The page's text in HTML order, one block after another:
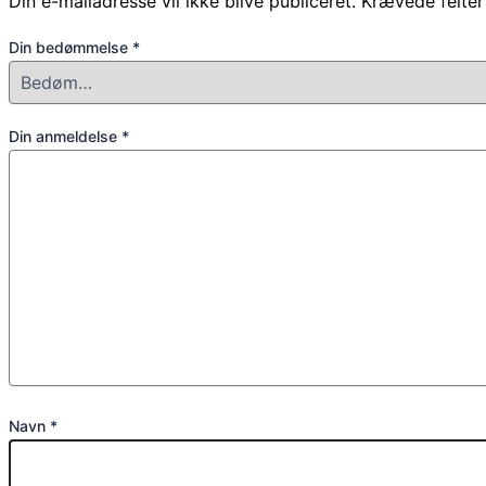
Din bedømmelse *
Din anmeldelse *
Navn *